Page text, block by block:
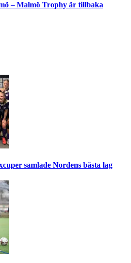
– Malmö Trophy är tillbaka
samlade Nordens bästa lag